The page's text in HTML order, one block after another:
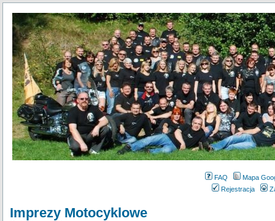
FAQ
Mapa
Rejestracja
Imprezy Motocyklowe